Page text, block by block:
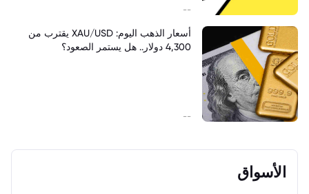
الأسواق
--
أسعار الذهب اليوم: XAU/USD يقترب من
4,300 دولار.. هل يستمر الصعود؟
--